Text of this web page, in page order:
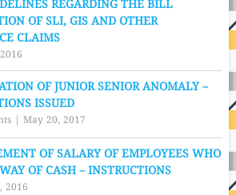
REGARDING THE BILL
OF SLI, GIS AND OTHER
CLAIMS
OF JUNIOR SENIOR ANOMALY –
ISSUED
| May 20, 2017
OF SALARY OF EMPLOYEES WHO
OF CASH – INSTRUCTIONS
2016